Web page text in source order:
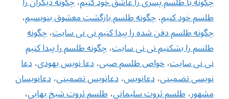
طلسم خود کنیم،چگونه طلسم بازگشت معشوق بنویسیم،
چگونه طلسم دفن شده را پیدا کنیم نی نی سایت،چگونه
طلسم را بشکنیم نی نی سایت،چگونه طلسم را پیدا کنیم
نی نی سایت،خواص طلسم صبی،دعا نویس یهودی،دعا
نویسی تضمینی،دعانویس،دعانویس تضمینی،دعانویسان
مشهور،طلسم ثروت سلیمانی،طلسم ثروت شیخ بهایی،